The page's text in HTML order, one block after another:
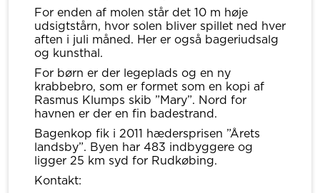
For enden af molen står det 10 m høje
udsigtstårn, hvor solen bliver spillet ned hver
aften i juli måned. Her er også bageriudsalg
og kunsthal.
For børn er der legeplads og en ny
krabbebro, som er formet som en kopi af
Rasmus Klumps skib ”Mary”. Nord for
havnen er der en fin badestrand.
Bagenkop fik i 2011 hædersprisen ”Årets
landsby”. Byen har 483 indbyggere og
ligger 25 km syd for Rudkøbing.
Kontakt: